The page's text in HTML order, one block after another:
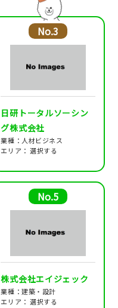
No.3
日研トータルソーシン
グ株式会社
業種：人材ビジネス
エリア： 選択する
No.5
株式会社エイジェック
業種：建築・設計
エリア： 選択する